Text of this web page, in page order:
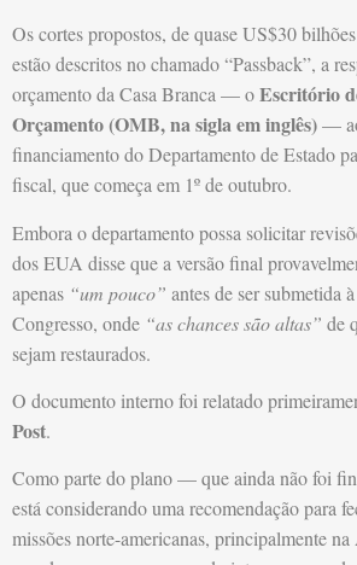
Os cortes propostos, de quase US$30
estão descritos no chamado “Passback”, a
orçamento da Casa Branca — oEscritório
Orçamento (OMB, na sigla em inglês)—
financiamento do Departamento de Estado
fiscal, que começa em 1º de outubro.
Embora o departamento possa solicitar
dos EUA disse que a versão final
apenas “um pouco” antes de ser submetida
Congresso, onde “as chances são altas” de
sejam restaurados.
O documento interno foi relatado
Post.
Como parte do plano — que ainda não foi
está considerando uma recomendação para
missões norte-americanas, principalmente